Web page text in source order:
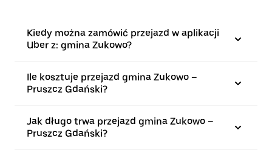
Kiedy można zamówić przejazd w aplikacji
Uber z: gmina Zukowo?
Ile kosztuje przejazd gmina Zukowo –
Pruszcz Gdański?
Jak długo trwa przejazd gmina Zukowo –
Pruszcz Gdański?